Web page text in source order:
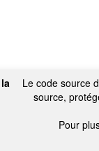
Le code source
source,
Pour